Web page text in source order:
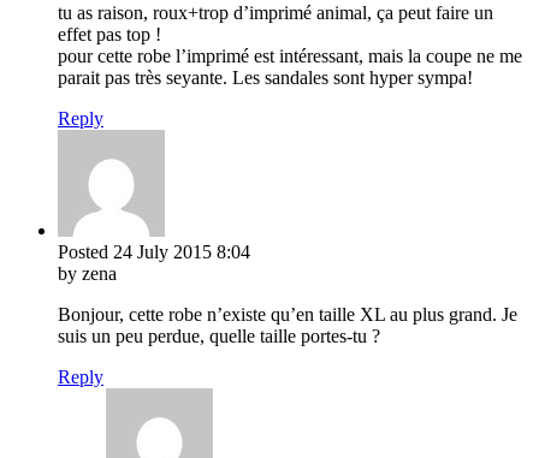
tu as raison, roux+trop d’imprimé animal, ça peut faire un
effet pas top !
pour cette robe l’imprimé est intéressant, mais la coupe ne me
parait pas très seyante. Les sandales sont hyper sympa!
Reply
Posted 24 July 2015 8:04
by zena
Bonjour, cette robe n’existe qu’en taille XL au plus grand. Je
suis un peu perdue, quelle taille portes-tu ?
Reply